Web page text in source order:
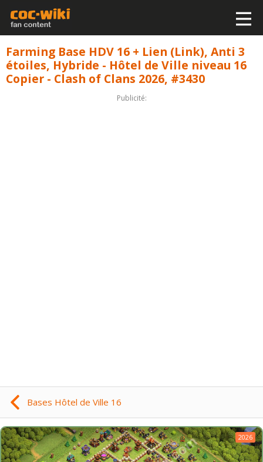
Farming Base HDV 16 + Lien (Link), Anti 3
étoiles, Hybride - Hôtel de Ville niveau 16
Copier - Clash of Clans 2026, #3430
Publicité:
Bases Hôtel de Ville 16
2026